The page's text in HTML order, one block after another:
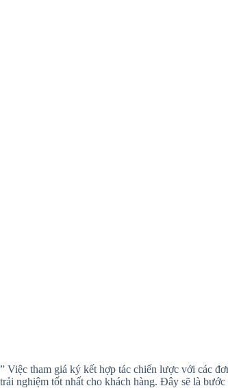
” Việc tham giá ký kết hợp tác chiến lược với các
trải nghiệm tốt nhất cho khách hàng. Đây sẽ là